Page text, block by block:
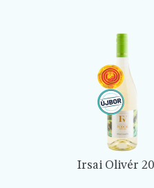
Irsai Olivér